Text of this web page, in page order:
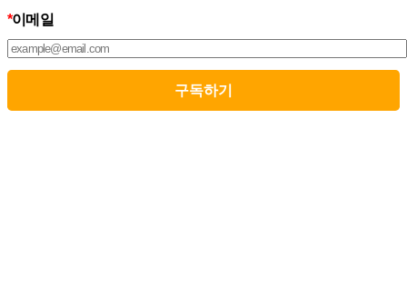
선을 위하여 개정하는데 필요한 절차를 정하고 있으며, 개인정보처
리방침을 회사의 필요와 사회적 변화에 맞게 변경할 수 있습니다. 그
리고 개인정보처리방침을 개정하는 경우 버전번호 등을 부여하여
개정된 사항을 이용자께서 쉽게 알아볼 수 있도록 하고 있습니다.
02. 수집하는 개인정보의 항목 및 수집방법
*이메일